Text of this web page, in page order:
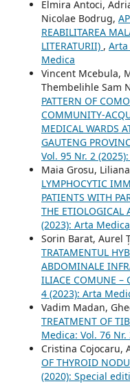
Elmira Antoci,
Nicolae Bodrug,
REABILITAREA
LITERATURII) , Arta
Medica
Vincent Mcebula,
Thembelihle Sam
PATTERN OF
COMMUNITY-
MEDICAL WARDS
GAUTENG
Vol. 95 Nr. 2
Maia Grosu,
LYMPHOCYTIC
PATIENTS WITH
THE ETIOLOGICAL
(2023): Arta Medica
Sorin Barat, Aurel
TRATAMENTUL
ABDOMINALE
ILIACE COMUNE –
4 (2023): Arta
Vadim Madan,
TREATMENT OF
Medica: Vol. 76
Cristina Cojocaru,
OF THYROID
(2020): Special